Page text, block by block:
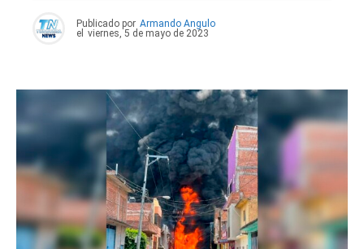
Publicado por Armando Angulo
el viernes, 5 de mayo de 2023